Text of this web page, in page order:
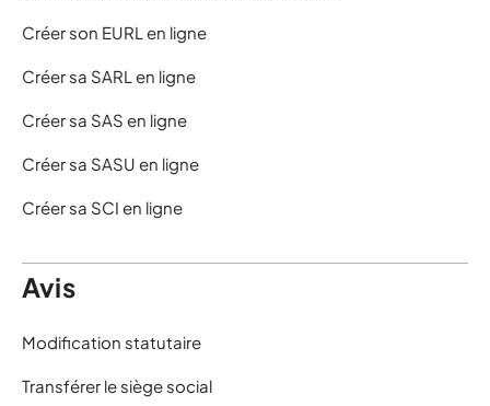
Créer son EURL en ligne
Créer sa SARL en ligne
Créer sa SAS en ligne
Créer sa SASU en ligne
Créer sa SCI en ligne
Avis
Modification statutaire
Transférer le siège social